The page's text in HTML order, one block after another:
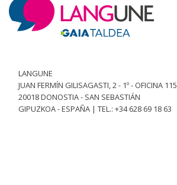
LANGUNE
JUAN FERMÍN GILISAGASTI, 2 - 1º - OFICINA 115
20018 DONOSTIA - SAN SEBASTIÁN
GIPUZKOA - ESPAÑA | TEL.: +34 628 69 18 63